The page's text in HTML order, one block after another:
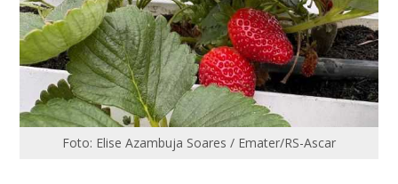
Foto: Elise Azambuja Soares / Emater/RS-Ascar